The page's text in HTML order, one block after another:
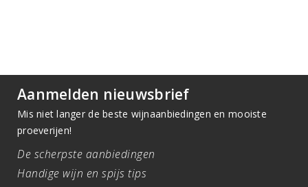
Aanmelden nieuwsbrief
Mis niet langer de beste wijnaanbiedingen en mooiste
proeverijen!
De scherpste aanbiedingen
Handige wijn en spijs tips